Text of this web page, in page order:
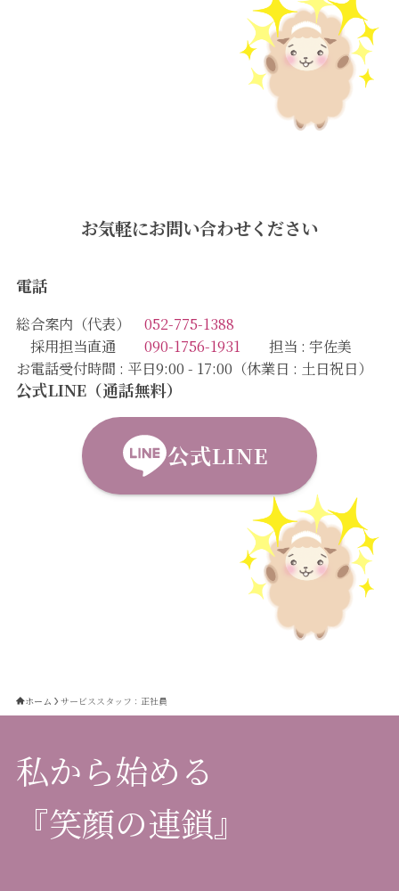
お気軽にお問い合わせください
電話
総合案内（代表） 052-775-1388
採用担当直通 090-1756-1931 担当 : 宇佐美
お電話受付時間 : 平日9:00 - 17:00（休業日 : 土日祝日）
公式LINE（通話無料）
公式LINE
ホーム サービススタッフ：正社員
私から始める
『笑顔の連鎖』